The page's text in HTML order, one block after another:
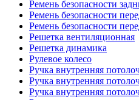
Ремень безопасности
Ремень безопасности
Ремень безопасности
Решетка вентиляционная
Решетка динамика
Рулевое колесо
Ручка внутренняя
Ручка внутренняя
Ручка внутренняя